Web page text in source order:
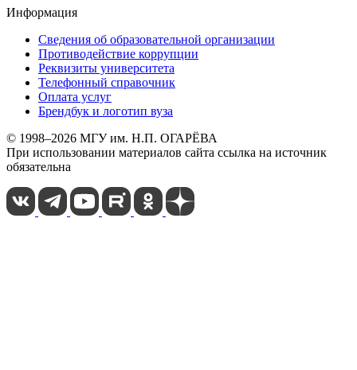
Информация
Сведения об образовательной организации
Противодействие коррупции
Реквизиты университета
Телефонный справочник
Оплата услуг
Брендбук и логотип вуза
© 1998–2026 МГУ им. Н.П. ОГАРЁВА
При использовании материалов сайта ссылка на источник
обязательна